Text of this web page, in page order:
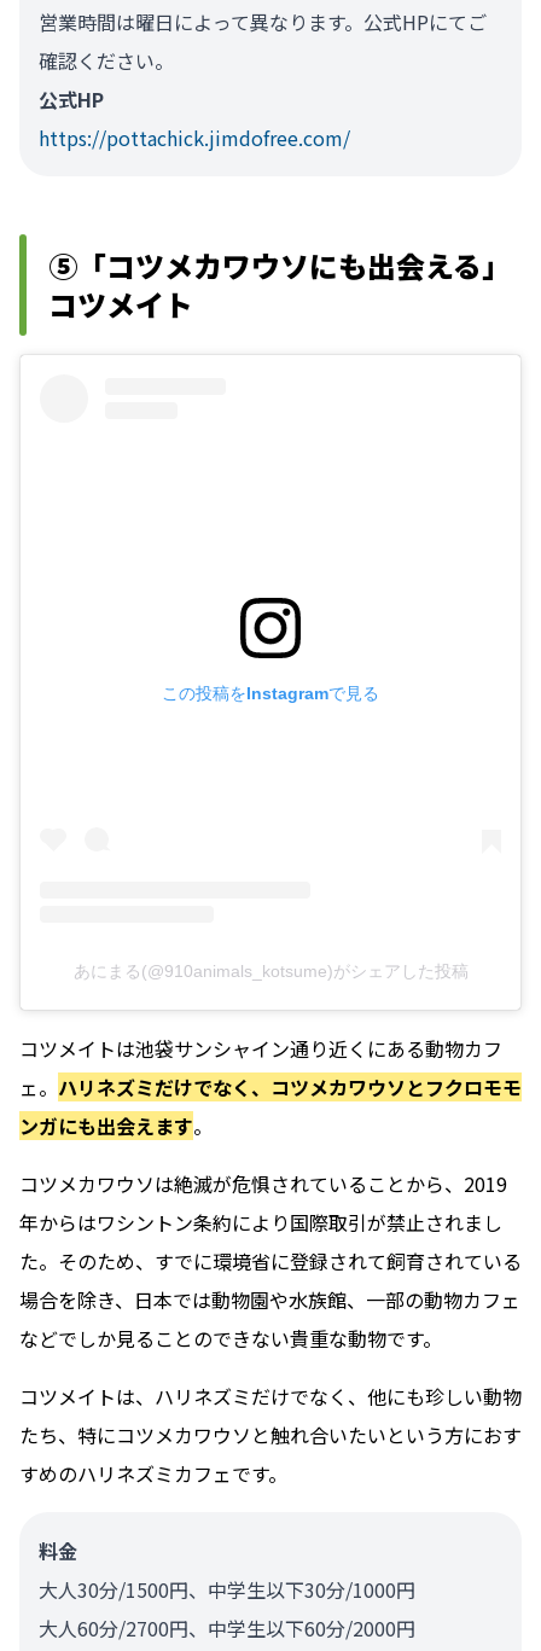
営業時間は曜日によって異なります。公式HPにてご
確認ください。
公式HP
https://pottachick.jimdofree.com/
⑤「コツメカワウソにも出会える」
コツメイト
この投稿をInstagramで見る
あにまる(@910animals_kotsume)がシェアした投稿
コツメイトは池袋サンシャイン通り近くにある動物カフ
ェ。 ハリネズミだけでなく、コツメカワウソとフクロモモ
ンガにも出会えます。
コツメカワウソは絶滅が危惧されていることから、2019
年からはワシントン条約により国際取引が禁止されまし
た。そのため、すでに環境省に登録されて飼育されている
場合を除き、日本では動物園や水族館、一部の動物カフェ
などでしか見ることのできない貴重な動物です。
コツメイトは、ハリネズミだけでなく、他にも珍しい動物
たち、特にコツメカワウソと触れ合いたいという方におす
すめのハリネズミカフェです。
料金
大人30分/1500円、中学生以下30分/1000円
大人60分/2700円、中学生以下60分/2000円